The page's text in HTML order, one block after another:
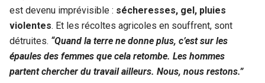
est devenu imprévisible : sécheresses, gel, pluies
violentes. Et les récoltes agricoles en souffrent, sont
détruites. “Quand la terre ne donne plus, c’est sur les
épaules des femmes que cela retombe. Les hommes
partent chercher du travail ailleurs. Nous, nous restons.”